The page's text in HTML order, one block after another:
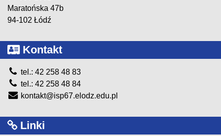
Maratońska 47b
94-102 Łódź
Kontakt
tel.: 42 258 48 83
tel.: 42 258 48 84
kontakt@isp67.elodz.edu.pl
Linki